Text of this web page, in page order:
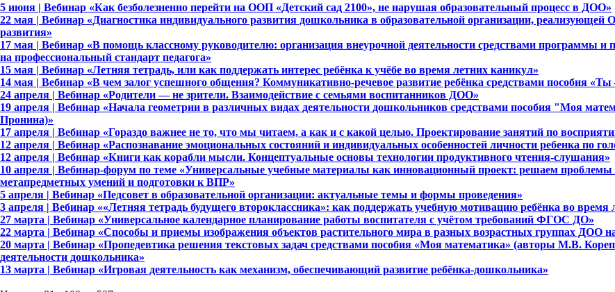
5 июня | Вебинар «Как безболезненно перейти на ООП «Детский сад 2100», не нарушая образовательный процесс в ДОО»
22 мая | Вебинар «Диагностика индивидуального развития дошкольника в образовательной организации,
развития»
17 мая | Вебинар «В помощь классному руководителю: организация внеурочной деятельности средствами программы и
на профессиональный стандарт педагога»
15 мая | Вебинар «Летняя тетрадь, или как поддержать интерес ребёнка к учёбе во время летних каникул»
14 мая | Вебинар «В чем залог успешного общения? Коммуникативно-речевое развитие ребёнка средствами пособия
24 апреля | Вебинар «Родители — не зрители. Взаимодействие с семьями воспитанников ДОО»
19 апреля | Вебинар «Начала геометрии в различных видах деятельности дошкольников средствами пособия "Моя
Пронина)»
17 апреля | Вебинар «Гораздо важнее не то, что мы читаем, а как и с какой целью. Проектирование занятий по
12 апреля | Вебинар «Распознавание эмоциональных состояний и индивидуальных особенностей личности ребенка по
12 апреля | Вебинар «Книги как корабли мысли. Концептуальные основы технологии продуктивного чтения-слушания»
10 апреля | Вебинар-форум по теме «Универсальные учебные материалы как инновационный проект: решаем
метапредметных умений и подготовки к ВПР»
5 апреля | Вебинар «Педсовет в образовательной организации: актуальные темы и формы проведения»
3 апреля | Вебинар ««Летняя тетрадь будущего второклассника»: как поддержать учебную мотивацию ребёнка во время
27 марта | Вебинар «Универсальное календарное планирование работы воспитателя с учётом требований ФГОС ДО»
22 марта | Вебинар «Способы и приемы изображения объектов растительного мира в разных возрастных группах ДОО
20 марта | Вебинар «Пропедевтика решения текстовых задач средствами пособия «Моя математика» (авторы М.В.
деятельности дошкольника»
13 марта | Вебинар «Игровая деятельность как механизм, обеспечивающий развитие ребёнка-дошкольника»